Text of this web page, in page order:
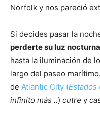
Norfolk y nos pareció
Si decides pasar la
perderte su luz nocturna
hasta la iluminación de
largo del paseo
de Atlantic City (Estados
infinito más ..) cutre y